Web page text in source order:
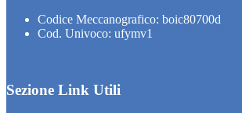
Codice Meccanografico: boic80700d
Cod. Univoco: ufymv1
Sezione Link Utili